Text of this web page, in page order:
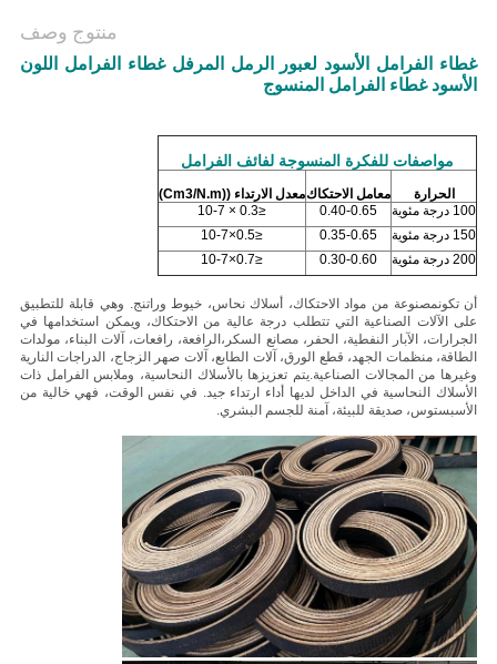
منتوج وصف
غطاء الفرامل الأسود لعبور الرمل المرفل غطاء الفرامل اللون
الأسود غطاء الفرامل المنسوج
مواصفات للفكرة المنسوجة لفائف الفرامل
الحرارة معامل الاحتكاكمعدل الارتداء ((Cm3/N.m)
100 درجة مئوية
0.40-0.65
≤0.3 × 10-7
150 درجة مئوية
0.35-0.65
≤0.5×10-7
200 درجة مئوية
0.30-0.60
≤0.7×10-7
أن تكونمصنوعة من مواد الاحتكاك، أسلاك نحاس، خيوط وراتنج. وهي قابلة للتطبيق
على الآلات الصناعية التي تتطلب درجة عالية من الاحتكاك، ويمكن استخدامها في
الجرارات، الآبار النفطية، الحفر، مصانع السكر،الرافعة، رافعات، آلات البناء، مولدات
الطاقة، منظمات الجهد، قطع الورق، آلات الطابع، آلات صهر الزجاج، الدراجات النارية
وغيرها من المجالات الصناعية.يتم تعزيزها بالأسلاك النحاسية، وملابس الفرامل ذات
الأسلاك النحاسية في الداخل لديها أداء ارتداء جيد. في نفس الوقت، فهي خالية من
الأسبستوس، صديقة للبيئة، آمنة للجسم البشري.